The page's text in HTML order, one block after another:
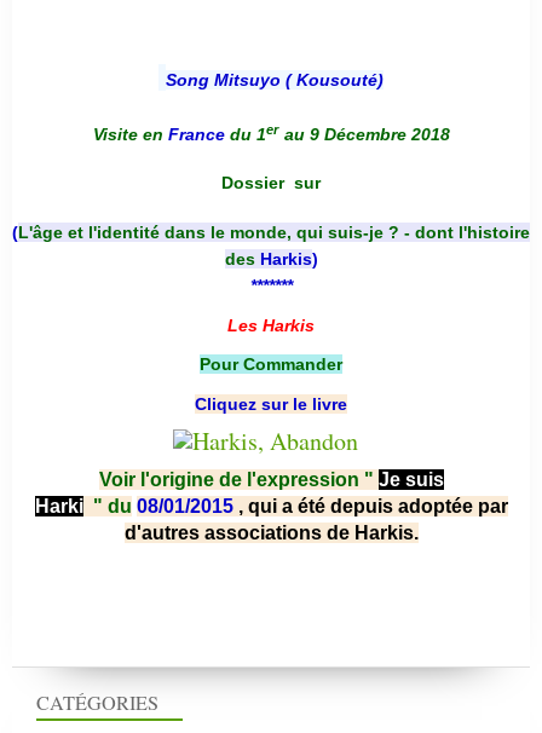
CATÉGORIES
Song Mitsuyo ( Kousouté)
Visite en France du 1er au 9 Décembre 2018
Dossier sur
(L'âge et l'identité dans le monde, qui suis-je ? - dont l'histoire
des Harkis)
*******
Les Harkis
Pour Commander
Cliquez sur le livre
Voir l'origine de l'expression " Je suis
Harki " du 08/01/2015 , qui a été depuis adoptée par
d'autres associations de Harkis.